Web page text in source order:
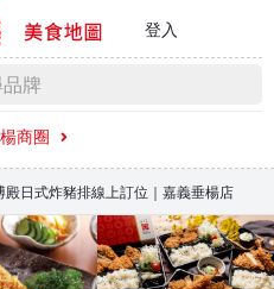
登入
商圈
殿日式炸豬排線上訂位｜嘉義垂楊店